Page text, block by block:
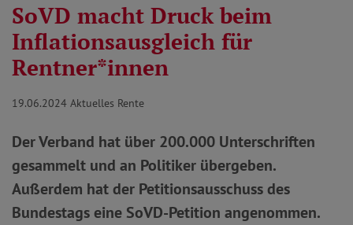
SoVD macht Druck beim
Inflationsausgleich für
Rentner*innen
19.06.2024 Aktuelles Rente
Der Verband hat über 200.000 Unterschriften
gesammelt und an Politiker übergeben.
Außerdem hat der Petitionsausschuss des
Bundestags eine SoVD-Petition angenommen.